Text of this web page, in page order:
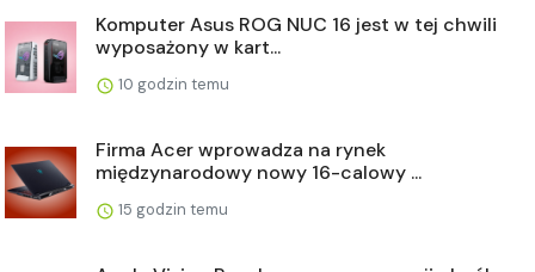
Komputer Asus ROG NUC 16 jest w tej chwili
wyposażony w kart...
10 godzin temu
Firma Acer wprowadza na rynek
międzynarodowy nowy 16-calowy ...
15 godzin temu